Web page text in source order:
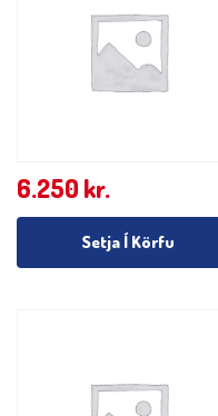
6.250 kr.
Setja Í Körfu